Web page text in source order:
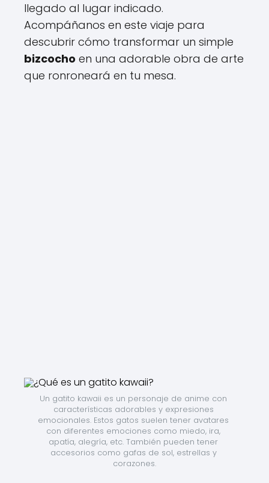
llegado al lugar indicado.
Acompáñanos en este viaje para
descubrir cómo transformar un simple
bizcocho en una adorable obra de arte
que ronroneará en tu mesa.
Un gatito kawaii es un personaje de anime con
características adorables y expresiones
emocionales. Estos gatos suelen tener avatares
con diferentes emociones como miedo, ira,
apatía, alegría, etc. También pueden tener
accesorios como gafas de sol, estrellas y
corazones.